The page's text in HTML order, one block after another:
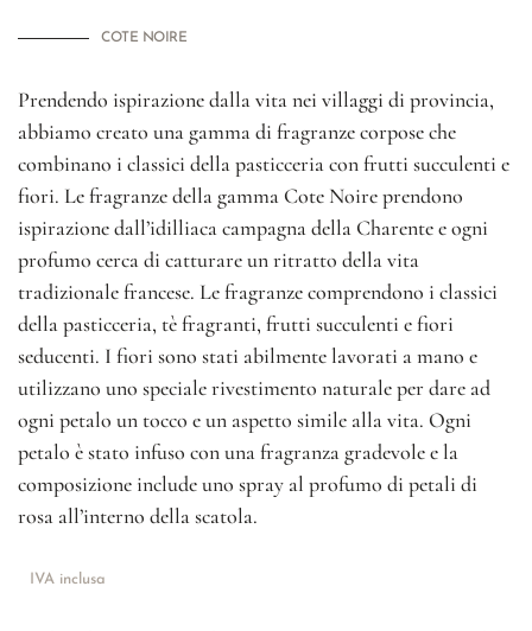
COTE NOIRE
Prendendo ispirazione dalla vita nei villaggi di provincia,
abbiamo creato una gamma di fragranze corpose che
combinano i classici della pasticceria con frutti succulenti e
fiori. Le fragranze della gamma Cote Noire prendono
ispirazione dall’idilliaca campagna della Charente e ogni
profumo cerca di catturare un ritratto della vita
tradizionale francese. Le fragranze comprendono i classici
della pasticceria, tè fragranti, frutti succulenti e fiori
seducenti. I fiori sono stati abilmente lavorati a mano e
utilizzano uno speciale rivestimento naturale per dare ad
ogni petalo un tocco e un aspetto simile alla vita. Ogni
petalo è stato infuso con una fragranza gradevole e la
composizione include uno spray al profumo di petali di
rosa all’interno della scatola.
IVA inclusa